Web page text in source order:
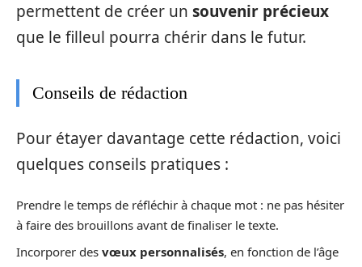
permettent de créer un souvenir précieux
que le filleul pourra chérir dans le futur.
Conseils de rédaction
Pour étayer davantage cette rédaction, voici
quelques conseils pratiques :
Prendre le temps de réfléchir à chaque mot : ne pas hésiter
à faire des brouillons avant de finaliser le texte.
Incorporer des vœux personnalisés, en fonction de l’âge